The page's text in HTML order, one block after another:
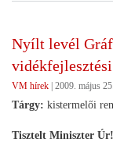
Nyílt levél
VM hírek | 2009. május 25.
Tárgy: kistermelői
Tisztelt Miniszter Úr!